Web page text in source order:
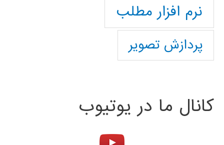
نرم افزار مطلب
پردازش تصویر
کانال ما در یوتیوب